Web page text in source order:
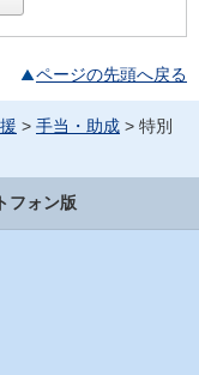
ページの先頭へ戻る
> 手当・助成 > 特別
フォン版